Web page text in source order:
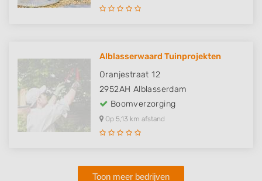
Alblasserwaard Tuinprojekten
Oranjestraat 12
2952AH Alblasserdam
Boomverzorging
Op 5,13 km afstand
Toon meer bedrijven